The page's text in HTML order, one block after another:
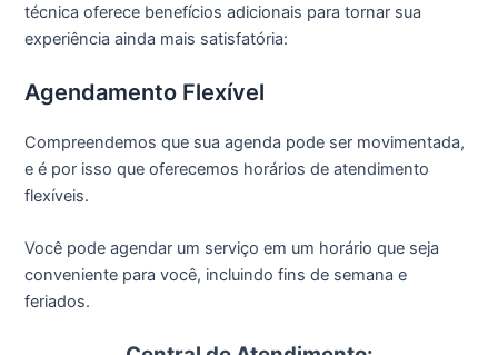
técnica oferece benefícios adicionais para tornar sua
experiência ainda mais satisfatória:
Agendamento Flexível
Compreendemos que sua agenda pode ser movimentada,
e é por isso que oferecemos horários de atendimento
flexíveis.
Você pode agendar um serviço em um horário que seja
conveniente para você, incluindo fins de semana e
feriados.